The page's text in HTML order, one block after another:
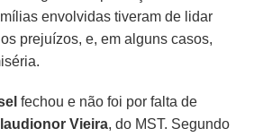
envolvidas tiveram de lidar
prejuízos, e, em alguns casos,
fechou e não foi por falta de
Vieira, do MST. Segundo